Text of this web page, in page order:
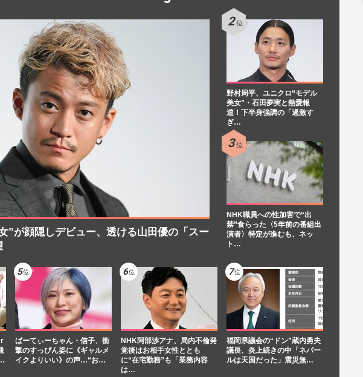
”が顔隠しデビュー、透ける山田優の「スー
野村周平、ユニクロ“モデル
美女”・石田夢実と熱愛報
道！下半身強調の「過激す
ぎ…
NHK職員への性加害で“出
禁”食らった〈5年前の番組出
演者〉特定が進むも、ネッ
ト…
ぱーてぃーちゃん・信子、衝
撃のすっぴん姿に《ギャルメ
イクよりいい》の声…“お…
NHK阿部渉アナ、局内不倫発
覚後はお相手女性ととも
に“在宅勤務”も「業務内容
は…
福岡県議会の“ドン”蔵内勇夫
議長、炎上続きの中「ネパー
ルは天国だった」震災無…